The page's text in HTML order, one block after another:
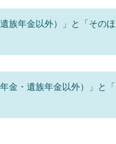
族年金以外）」と「その
金・遺族年金以外）」と